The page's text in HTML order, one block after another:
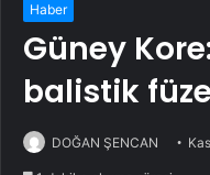
Haber
Güney
balistik füze
DOĞAN ŞENCAN